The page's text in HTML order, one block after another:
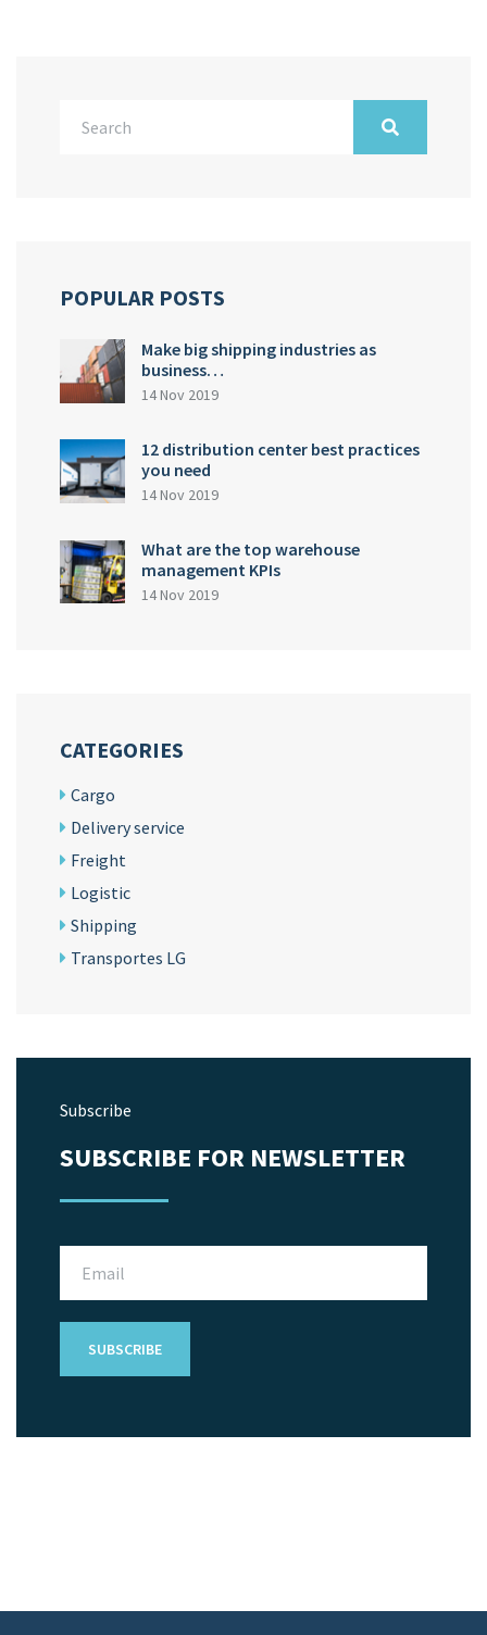
POPULAR POSTS
Make big shipping industries as
business…
14 Nov 2019
12 distribution center best practices
you need
14 Nov 2019
What are the top warehouse
management KPIs
14 Nov 2019
CATEGORIES
Cargo
Delivery service
Freight
Logistic
Shipping
Transportes LG
Subscribe
SUBSCRIBE FOR NEWSLETTER